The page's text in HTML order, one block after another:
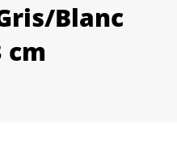
Blanc
cm